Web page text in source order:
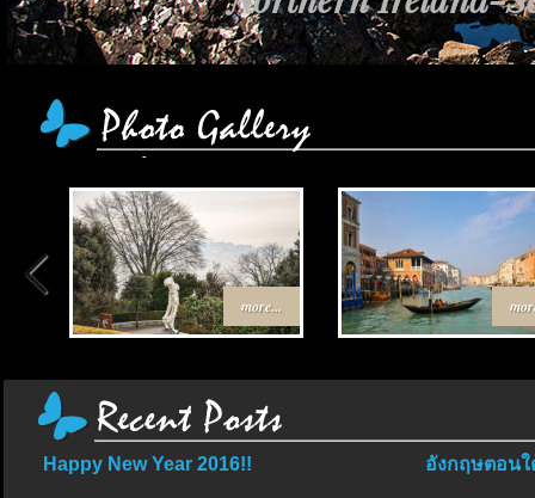
more...
Happy New Year 2016!! อังกฤษตอนใ